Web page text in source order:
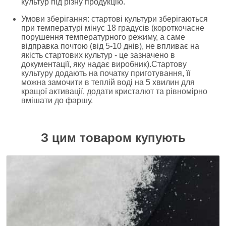
культур під різну продукцію.
Умови зберігання: стартові культури зберігаються
при температурі мінус 18 градусів (короткочасне
порушення температурного режиму, а саме
відправка почтою (від 5-10 днів), не впливає на
якість стартових культур - це зазначено в
документації, яку надає виробник).Стартову
культуру додають на початку приготування, її
можна замочити в теплій воді на 5 хвилин для
кращої активації, додати кристалют та рівномірно
вмішати до фаршу.
З цим товаром купують